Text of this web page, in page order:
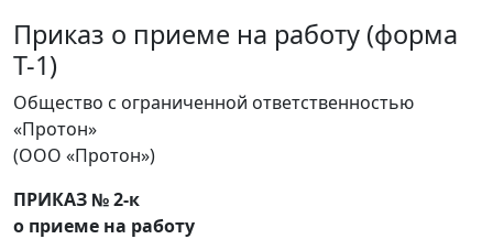
Приказ о приеме на работу (форма
Т-1)
Общество с ограниченной ответственностью
«Протон»
(ООО «Протон»)
ПРИКАЗ № 2-к
о приеме на работу